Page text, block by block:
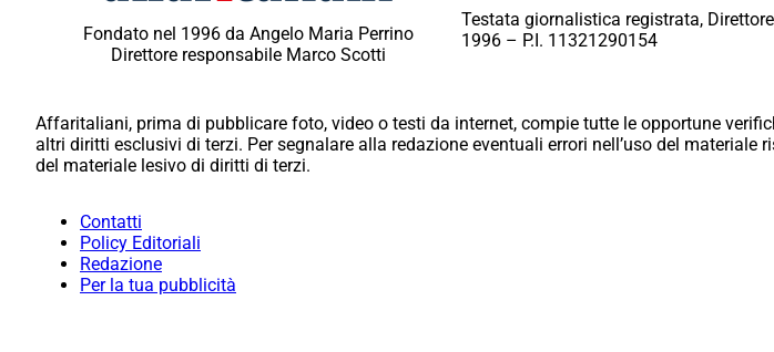
Fondato nel 1996 da Angelo Maria Perrino
Direttore responsabile Marco Scotti
Testata giornalistica registrata,
1996 – P.I. 11321290154
Affaritaliani, prima di pubblicare foto, video o testi da internet, compie tutte le opportune
altri diritti esclusivi di terzi. Per segnalare alla redazione eventuali errori nell’uso del
del materiale lesivo di diritti di terzi.
Contatti
Policy Editoriali
Redazione
Per la tua pubblicità